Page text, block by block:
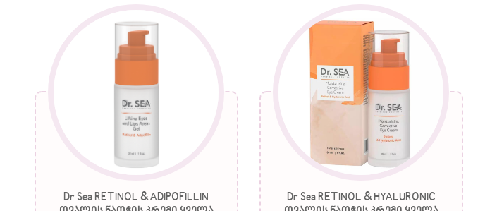
Dr Sea RETINOL & ADIPOFILLIN
Dr Sea RETINOL & HYALURONIC